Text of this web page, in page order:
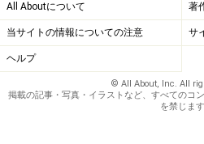
All Aboutについて 著
当サイトの情報についての注意 サ
ヘルプ
© All About, Inc. All
掲載の記事・写真・イラストなど、すべてのコ
を禁じます